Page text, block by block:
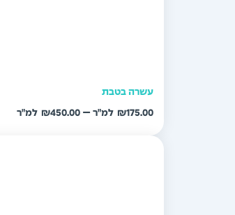
עשרה בטבת
₪175.00
–
₪450.00
טווח